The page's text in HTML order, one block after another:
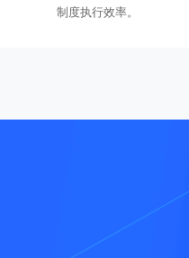
制度执行效率。